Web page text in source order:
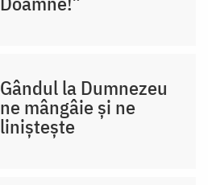
Gândul la Dumnezeu
ne mângâie și ne
liniștește